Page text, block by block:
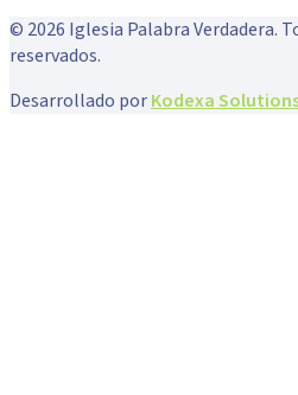
© 2026 Iglesia Palabra Verdadera.
reservados.
Desarrollado porKodexa